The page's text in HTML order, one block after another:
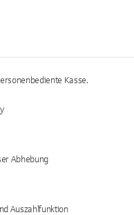
Kasse.
Abhebung
Auszahlfunktion